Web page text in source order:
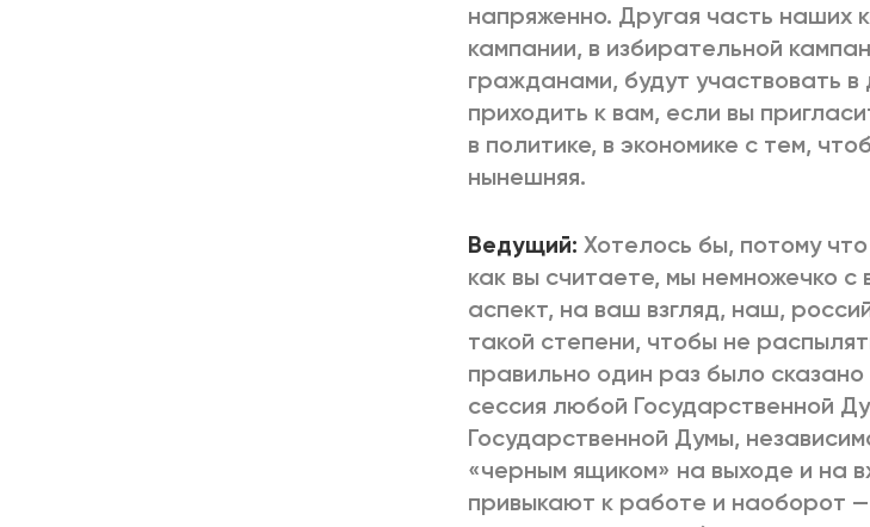
напряженно. Другая часть наших
кампании, в избирательной
гражданами, будут участвовать в
приходить к вам, если вы
в политике, в экономике с тем,
нынешняя.
Ведущий: Хотелось бы, потому
как вы считаете, мы немножечко
аспект, на ваш взгляд, наш,
такой степени, чтобы не
правильно один раз было
сессия любой Государственной
Государственной Думы,
«черным ящиком» на выходе и на
привыкают к работе и наоборот